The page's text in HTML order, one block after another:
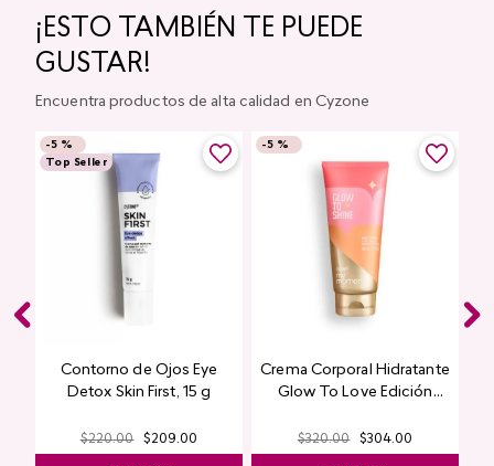
¡ESTO TAMBIÉN TE PUEDE
GUSTAR!
Encuentra productos de alta calidad en Cyzone
-5 %
Top Seller
Contorno de Ojos Eye
Detox Skin First, 15 g
-5 %
Crema Corporal Hidratante
Glow To Love Edición